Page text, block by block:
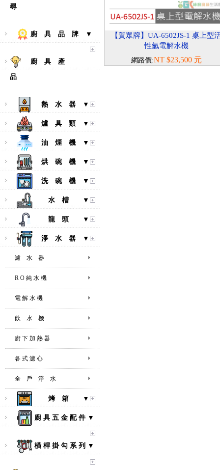
尋
廚 具 品 牌 ▼
廚 具 產
品
熱 水 器 ▼
爐 具 類 ▼
油 煙 機 ▼
烘 碗 機 ▼
洗 碗 機 ▼
水 槽 ▼
龍 頭 ▼
淨 水 器 ▼
濾 水 器
R O 純 水 機
電 解 水 機
飲 水 機
廚 下 加 熱 器
各 式 濾 心
全 戶 淨 水
烤 箱 ▼
廚 具 五 金 配 件 ▼
橫 桿 掛 勾 系 列 ▼
【賀眾牌】UA-6502JS-1 桌上型
性氫電解水機
網路價:NT $23,500 元